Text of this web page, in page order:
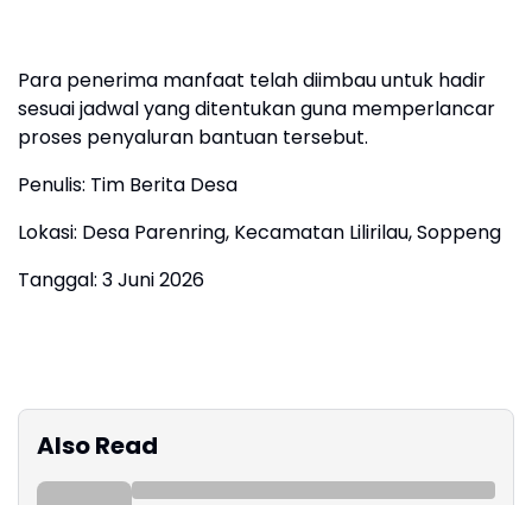
Para penerima manfaat telah diimbau untuk hadir
sesuai jadwal yang ditentukan guna memperlancar
proses penyaluran bantuan tersebut.
Penulis: Tim Berita Desa
Lokasi: Desa Parenring, Kecamatan Lilirilau, Soppeng
Tanggal: 3 Juni 2026
Also Read